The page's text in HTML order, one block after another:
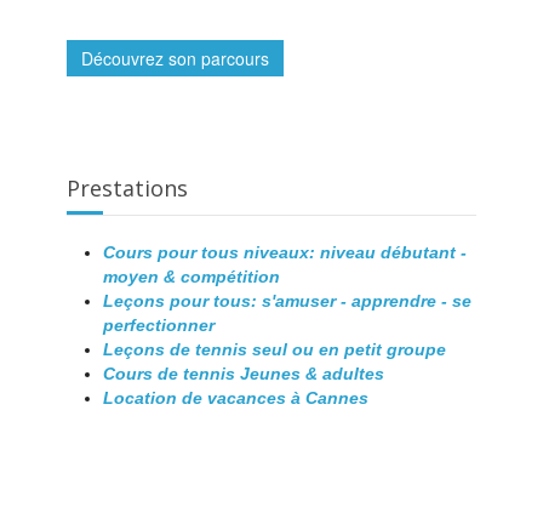
Découvrez son parcours
Prestations
Cours pour tous niveaux: niveau débutant -
moyen & compétition
Leçons pour tous: s'amuser - apprendre - se
perfectionner
Leçons de tennis seul ou en petit groupe
Cours de tennis Jeunes & adultes
Location de vacances à Cannes